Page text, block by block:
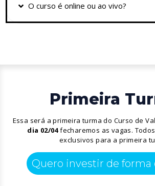
O curso é online ou ao vivo?
Primeira
Essa será a primeira turma do Curso de
dia 02/04fecharemos as vagas.
exclusivos para a primeira
Quero investir de forma